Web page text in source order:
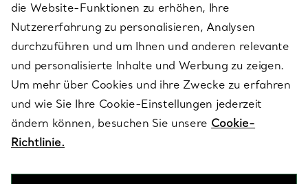
ÜBER TIFFANY & CO.
RECHTLICHE HINWEISE
FOLGEN SIE UNS
die Website-Funktionen zu erhöhen, Ihre
Nutzererfahrung zu personalisieren, Analysen
durchzuführen und um Ihnen und anderen relevante
und personalisierte Inhalte und Werbung zu zeigen.
Um mehr über Cookies und ihre Zwecke zu erfahren
und wie Sie Ihre Cookie-Einstellungen jederzeit
ändern können, besuchen Sie unsere Cookie-
Richtlinie.